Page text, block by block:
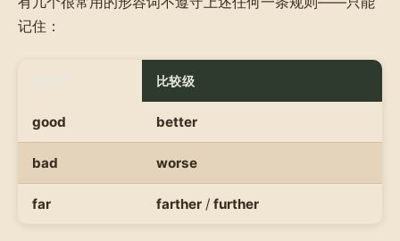
记住：
比较级
good better
bad worse
far farther / further